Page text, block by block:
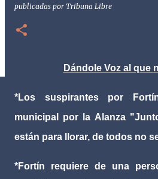
publicadas por Tribuna Libre
Dándole Voz al que
*Los suspirantes por
municipal por la Alanza
están para llorar, de todos no
*Fortín requiere de una